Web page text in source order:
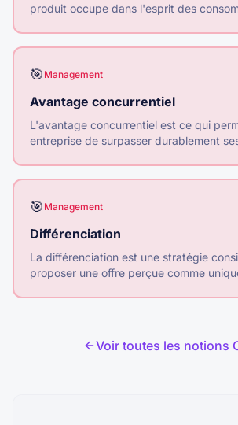
produit occupe dans l'esprit des
🎯 Management
Avantage concurrentiel
L'avantage concurrentiel est ce qui
entreprise de surpasser durablement
🎯 Management
Différenciation
La différenciation est une stratégie
proposer une offre perçue comme
Voir toutes les notions